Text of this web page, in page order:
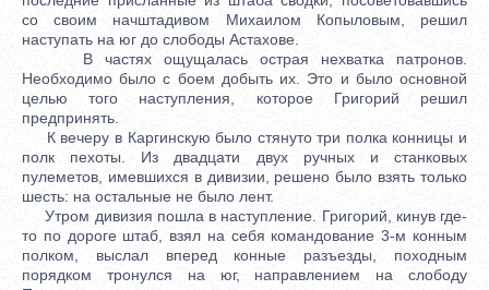
со своим начштадивом Михаилом Копыловым, решил
наступать на юг до слободы Астахове.
В частях ощущалась острая нехватка патронов.
Необходимо было с боем добыть их. Это и было основной
целью того наступления, которое Григорий решил
предпринять.
К вечеру в Каргинскую было стянуто три полка конницы и
полк пехоты. Из двадцати двух ручных и станковых
пулеметов, имевшихся в дивизии, решено было взять только
шесть: на остальные не было лент.
Утром дивизия пошла в наступление. Григорий, кинув где-
то по дороге штаб, взял на себя командование 3-м конным
полком, выслал вперед конные разъезды, походным
порядком тронулся на юг, направлением на слободу